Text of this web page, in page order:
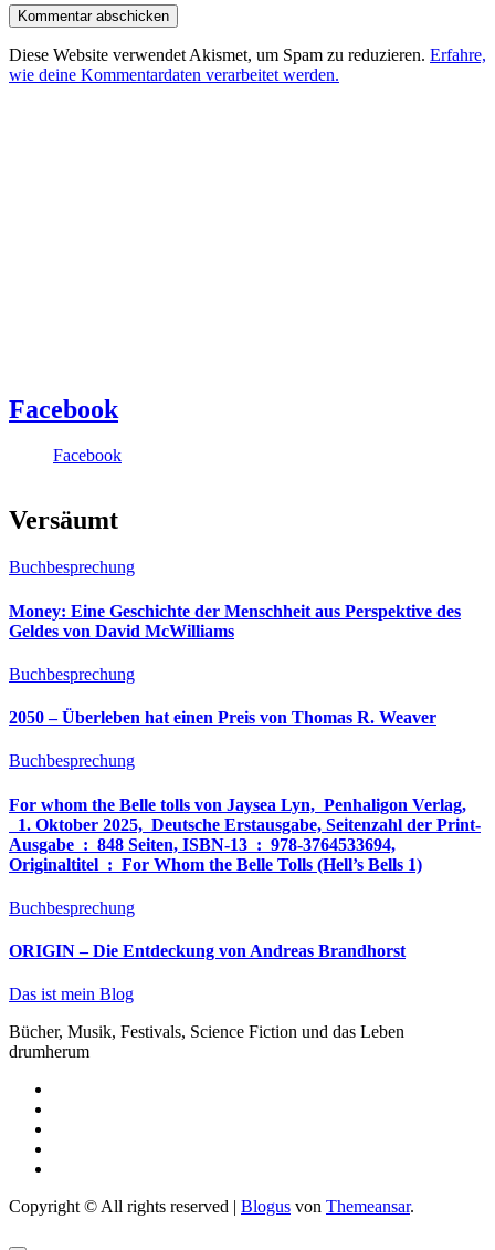
Diese Website verwendet Akismet, um Spam zu reduzieren. Erfahre,
wie deine Kommentardaten verarbeitet werden.
Facebook
Facebook
Versäumt
Buchbesprechung
Money: Eine Geschichte der Menschheit aus Perspektive des
Geldes von David McWilliams
Buchbesprechung
2050 – Überleben hat einen Preis von Thomas R. Weaver
Buchbesprechung
For whom the Belle tolls von Jaysea Lyn, ‎ Penhaligon Verlag,
‎ 1. Oktober 2025, ‎ Deutsche Erstausgabe, Seitenzahl der Print-
Ausgabe ‏ : ‎ 848 Seiten, ISBN-13 ‏ : ‎ 978-3764533694,
Originaltitel ‏ : ‎ For Whom the Belle Tolls (Hell’s Bells 1)
Buchbesprechung
ORIGIN – Die Entdeckung von Andreas Brandhorst
Das ist mein Blog
Bücher, Musik, Festivals, Science Fiction und das Leben
drumherum
Copyright © All rights reserved | Blogus von Themeansar.